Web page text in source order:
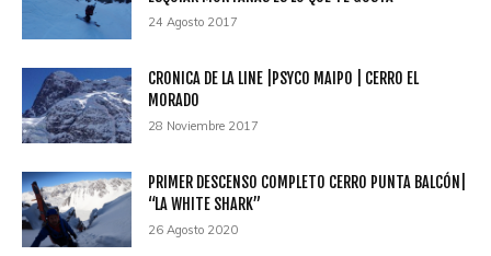
24 Agosto 2017
CRONICA DE LA LINE |PSYCO MAIPO | CERRO EL
MORADO
28 Noviembre 2017
PRIMER DESCENSO COMPLETO CERRO PUNTA BALCÓN|
“LA WHITE SHARK”
26 Agosto 2020